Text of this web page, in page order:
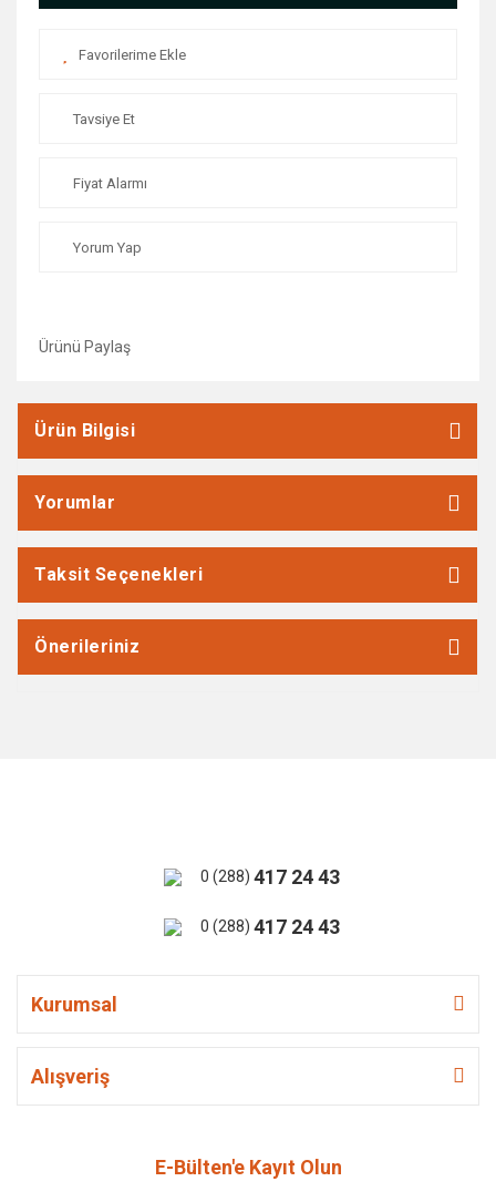
Tavsiye Et
Fiyat Alarmı
Yorum Yap
Ürünü Paylaş
Ürün Bilgisi
Yorumlar
Taksit Seçenekleri
Önerileriniz
0 (288) 417 24 43
0 (288) 417 24 43
Kurumsal
Alışveriş
E-Bülten'e Kayıt Olun